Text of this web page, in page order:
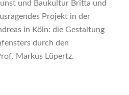
und Baukultur Britta und
Projekt in der
in Köln: die Gestaltung
durch den
Markus Lüpertz.